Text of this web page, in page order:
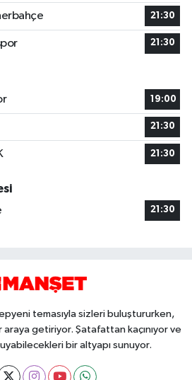
21:30
21:30
19:00
21:30
21:30
21:30
temasıyla sizleri buluştururken,
getiriyor. Şatafattan kaçınıyor ve
bir altyapı sunuyor.